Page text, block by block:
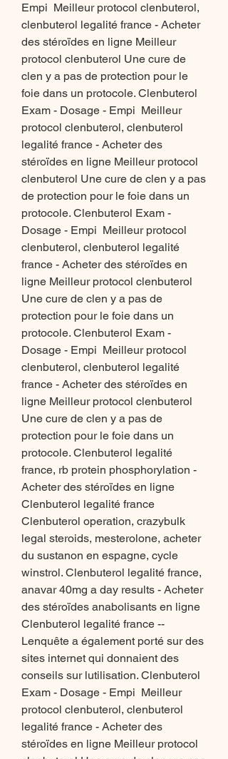
Empi  Meilleur protocol clenbuterol,
clenbuterol legalité france - Acheter
des stéroïdes en ligne Meilleur
protocol clenbuterol Une cure de
clen y a pas de protection pour le
foie dans un protocole. Clenbuterol
Exam - Dosage - Empi  Meilleur
protocol clenbuterol, clenbuterol
legalité france - Acheter des
stéroïdes en ligne Meilleur protocol
clenbuterol Une cure de clen y a pas
de protection pour le foie dans un
protocole. Clenbuterol Exam -
Dosage - Empi  Meilleur protocol
clenbuterol, clenbuterol legalité
france - Acheter des stéroïdes en
ligne Meilleur protocol clenbuterol
Une cure de clen y a pas de
protection pour le foie dans un
protocole. Clenbuterol Exam -
Dosage - Empi  Meilleur protocol
clenbuterol, clenbuterol legalité
france - Acheter des stéroïdes en
ligne Meilleur protocol clenbuterol
Une cure de clen y a pas de
protection pour le foie dans un
protocole. Clenbuterol legalité
france, rb protein phosphorylation -
Acheter des stéroïdes en ligne
Clenbuterol legalité france
Clenbuterol operation, crazybulk
legal steroids, mesterolone, acheter
du sustanon en espagne, cycle
winstrol. Clenbuterol legalité france,
anavar 40mg a day results - Acheter
des stéroïdes anabolisants en ligne
Clenbuterol legalité france --
Lenquête a également porté sur des
sites internet qui donnaient des
conseils sur lutilisation. Clenbuterol
Exam - Dosage - Empi  Meilleur
protocol clenbuterol, clenbuterol
legalité france - Acheter des
stéroïdes en ligne Meilleur protocol